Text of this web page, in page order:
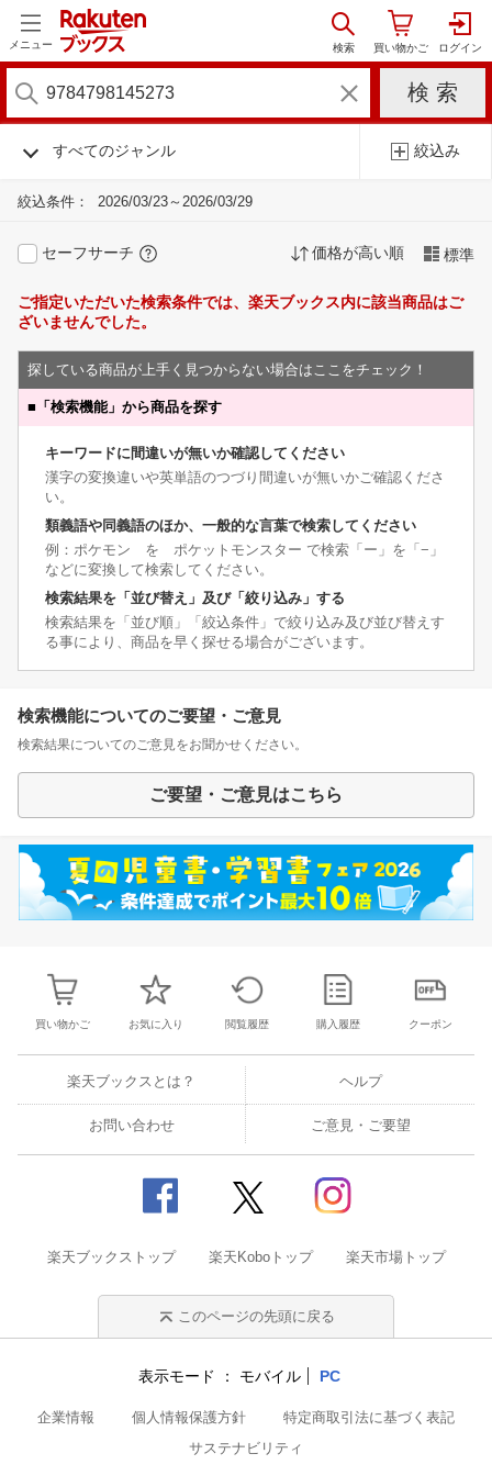
メニュー
すべてのジャンル 絞込み
絞込条件： 2026/03/23～2026/03/29
セーフサーチ 価格が高い順 標準
ご指定いただいた検索条件では、楽天ブックス内に該当商品はご
ざいませんでした。
探している商品が上手く見つからない場合はここをチェック！
■ 「検索機能」から商品を探す
キーワードに間違いが無いか確認してください
漢字の変換違いや英単語のつづり間違いが無いかご確認くださ
い。
類義語や同義語のほか、一般的な言葉で検索してください
例：ポケモン を ポケットモンスター で検索「ー」を「−」
などに変換して検索してください。
検索結果を「並び替え」及び「絞り込み」する
検索結果を「並び順」「絞込条件」で絞り込み及び並び替えす
る事により、商品を早く探せる場合がございます。
検索機能についてのご要望・ご意見
検索結果についてのご意見をお聞かせください。
ご要望・ご意見はこちら
買い物かご お気に入り 閲覧履歴 購入履歴 クーポン
楽天ブックスとは？ ヘルプ
お問い合わせ ご意見・ご要望
楽天ブックストップ 楽天Koboトップ 楽天市場トップ
このページの先頭に戻る
表示モード モバイル PC
企業情報 個人情報保護方針
特定商取引法に基づく表記
サステナビリティ